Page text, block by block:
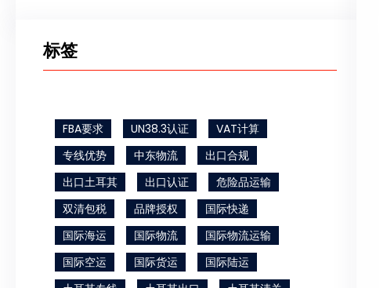
标签
FBA要求 UN38.3认证
VAT计算
专线优势
中东物流
出口合规
出口土耳其
出口认证
危险品运输
双清包税
品牌授权
国际快递
国际海运
国际物流
国际物流运输
国际空运
国际货运
国际陆运